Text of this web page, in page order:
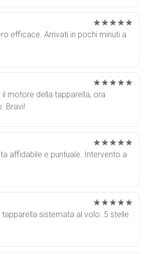
★★★★★
efficace. Arrivati in pochi minuti a
★★★★★
motore della tapparella, ora
Bravi!
★★★★★
affidabile e puntuale. Intervento a
★★★★★
tapparella sistemata al volo. 5 stelle